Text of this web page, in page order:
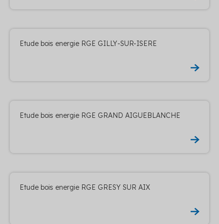
Etude bois energie RGE GILLY-SUR-ISERE
Etude bois energie RGE GRAND AIGUEBLANCHE
Etude bois energie RGE GRESY SUR AIX